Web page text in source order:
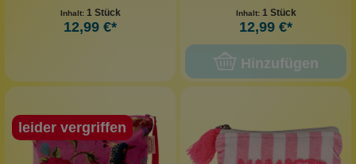
Inhalt: 1 Stück
12,99 €*
Inhalt: 1 Stück
12,99 €*
Hinzufügen
leider vergriffen